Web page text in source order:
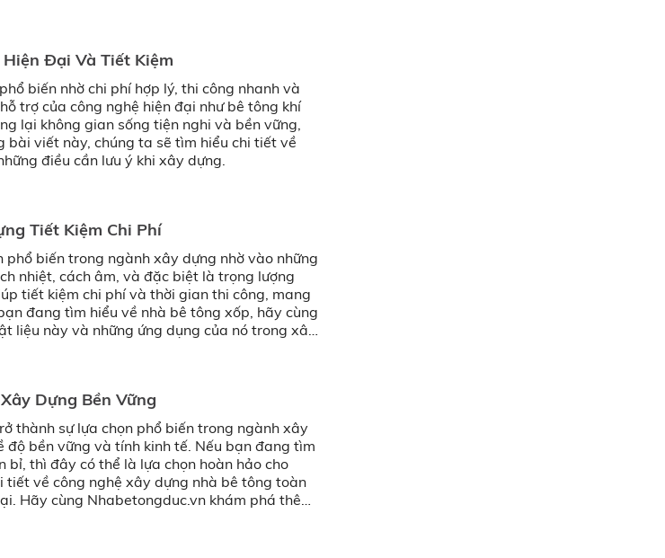
Đại Và Tiết Kiệm
biến nhờ chi phí hợp lý, thi công nhanh và
trợ của công nghệ hiện đại như bê tông khí
lại không gian sống tiện nghi và bền vững,
bài viết này, chúng ta sẽ tìm hiểu chi tiết về
điều cần lưu ý khi xây dựng.
Tiết Kiệm Chi Phí
biến trong ngành xây dựng nhờ vào những
nhiệt, cách âm, và đặc biệt là trọng lượng
tiết kiệm chi phí và thời gian thi công, mang
đang tìm hiểu về nhà bê tông xốp, hãy cùng
liệu này và những ứng dụng của nó trong xây
Dựng Bền Vững
thành sự lựa chọn phổ biến trong ngành xây
bền vững và tính kinh tế. Nếu bạn đang tìm
thì đây có thể là lựa chọn hoàn hảo cho
tiết về công nghệ xây dựng nhà bê tông toàn
Hãy cùng Nhabetongduc.vn khám phá thêm